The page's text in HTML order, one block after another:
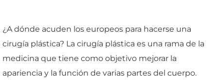
¿A dónde acuden los europeos para hacerse una
cirugía plástica? La cirugía plástica es una rama de la
medicina que tiene como objetivo mejorar la
apariencia y la función de varias partes del cuerpo.